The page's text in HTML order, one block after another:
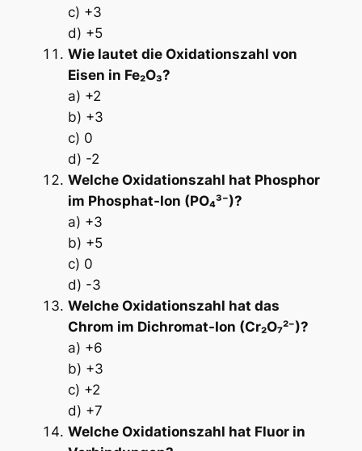
c) +3
d) +5
Wie lautet die Oxidationszahl von
Eisen in Fe₂O₃?
a) +2
b) +3
c) 0
d) -2
Welche Oxidationszahl hat Phosphor
im Phosphat-Ion (PO₄³⁻)?
a) +3
b) +5
c) 0
d) -3
Welche Oxidationszahl hat das
Chrom im Dichromat-Ion (Cr₂O₇²⁻)?
a) +6
b) +3
c) +2
d) +7
Welche Oxidationszahl hat Fluor in